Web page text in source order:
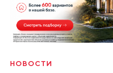
НОВОСТИ